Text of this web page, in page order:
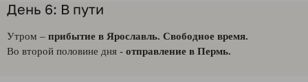
День 6: В пути
Утром – прибытие в Ярославль. Свободное время.
Во второй половине дня - отправление в Пермь.